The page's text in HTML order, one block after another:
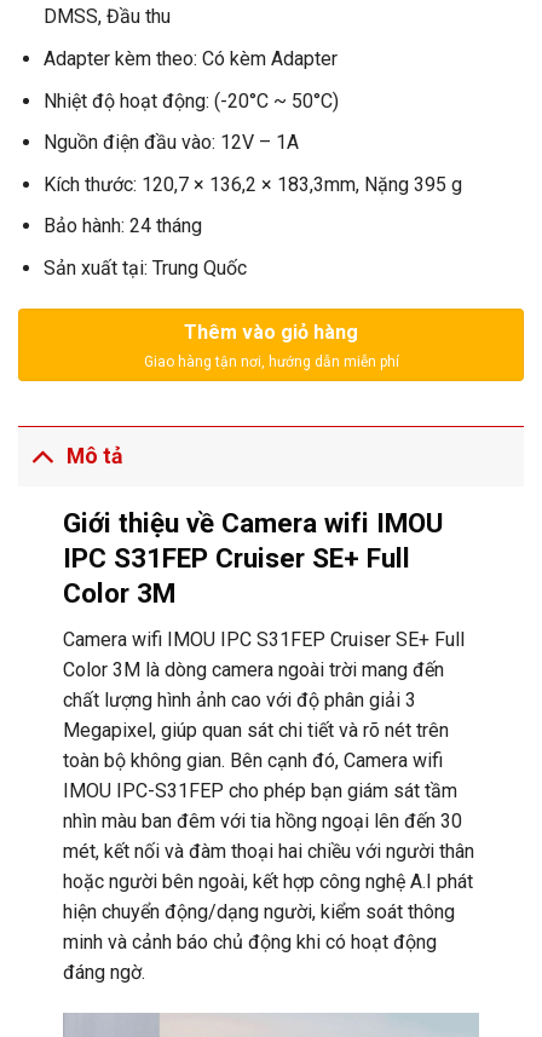
DMSS, Đầu thu
Adapter kèm theo: Có kèm Adapter
Nhiệt độ hoạt động: (-20°C ~ 50°C)
Nguồn điện đầu vào: 12V – 1A
Kích thước: 120,7 × 136,2 × 183,3mm, Nặng 395 g
Bảo hành: 24 tháng
Sản xuất tại: Trung Quốc
Thêm vào giỏ hàng
Mô tả
Giới thiệu về Camera wifi IMOU
IPC S31FEP Cruiser SE+ Full
Color 3M
Camera wifi IMOU IPC S31FEP Cruiser SE+ Full
Color 3M là dòng camera ngoài trời mang đến
chất lượng hình ảnh cao với độ phân giải 3
Megapixel, giúp quan sát chi tiết và rõ nét trên
toàn bộ không gian. Bên cạnh đó, Camera wifi
IMOU IPC-S31FEP cho phép bạn giám sát tầm
nhìn màu ban đêm với tia hồng ngoại lên đến 30
mét, kết nối và đàm thoại hai chiều với người thân
hoặc người bên ngoài, kết hợp công nghệ A.I phát
hiện chuyển động/dạng người, kiểm soát thông
minh và cảnh báo chủ động khi có hoạt động
đáng ngờ.